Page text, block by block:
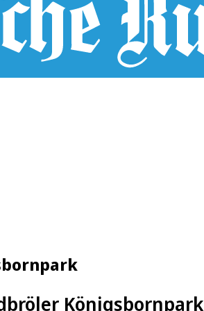
Königsbornpark